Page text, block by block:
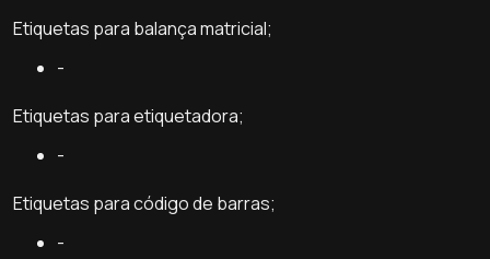
Etiquetas para balança matricial;
-
Etiquetas para etiquetadora;
-
Etiquetas para código de barras;
-